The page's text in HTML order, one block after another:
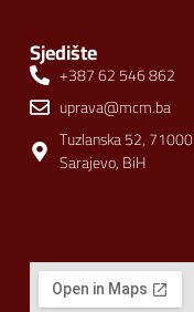
Sjedište
+387 62 546 862
uprava@mcm.ba
Tuzlanska 52, 71000
Sarajevo, BiH